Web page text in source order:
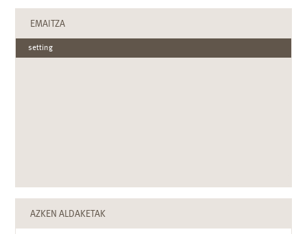
EMAITZA
setting
AZKEN ALDAKETAK